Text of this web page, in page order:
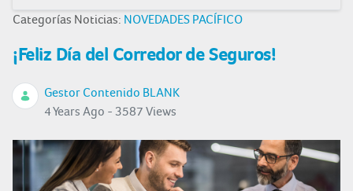
Categorías Noticias: NOVEDADES PACÍFICO
¡Feliz Día del Corredor de Seguros!
Gestor Contenido BLANK
4 Years Ago - 3587 Views